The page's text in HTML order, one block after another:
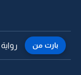
بارت من